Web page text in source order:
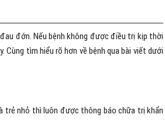
đớn. Nếu bệnh không được điều trị kịp thời
tìm hiểu rõ hơn về bệnh qua bài viết dưới
trẻ nhỏ thì luôn được thông báo chữa trị khẩn